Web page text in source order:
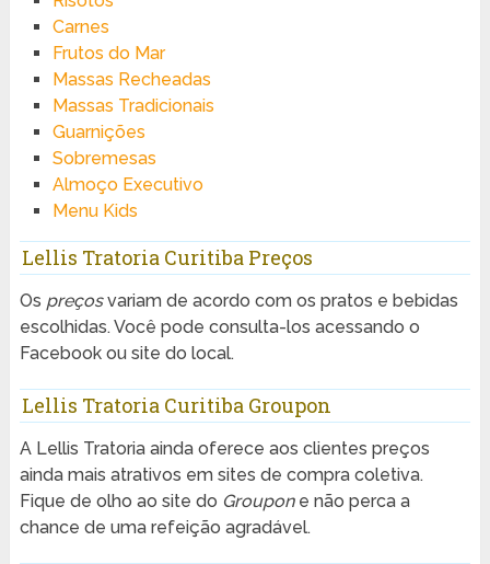
Carnes
Frutos do Mar
Massas Recheadas
Massas Tradicionais
Guarnições
Sobremesas
Almoço Executivo
Menu Kids
Lellis Tratoria Curitiba Preços
Os preçosvariam de acordo com os pratos e bebidas
escolhidas. Você pode consulta-los acessando o
Facebook ou site do local.
Lellis Tratoria Curitiba Groupon
A Lellis Tratoria ainda oferece aos clientes preços
ainda mais atrativos em sites de compra coletiva.
Fique de olho ao site do Groupone não perca a
chance de uma refeição agradável.